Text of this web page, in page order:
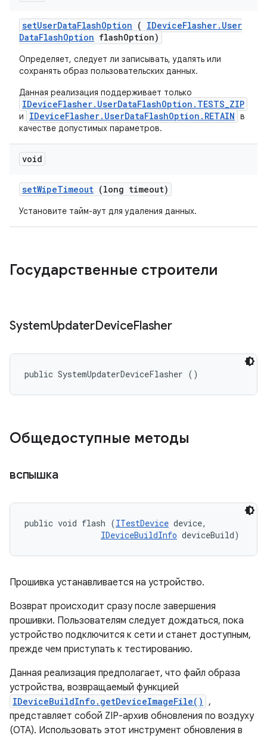
setUserDataFlashOption ( IDeviceFlasher. User
DataFlashOption flashOption)
Определяет, следует ли записывать, удалять или
сохранять образ пользовательских данных.
Данная реализация поддерживает только
IDeviceFlasher.UserDataFlashOption.TESTS_ZIP
и IDeviceFlasher.UserDataFlashOption.RETAIN в
качестве допустимых параметров.
void
setWipeTimeout (long timeout)
Установите тайм-аут для удаления данных.
Государственные строители
SystemUpdaterDeviceFlasher
public SystemUpdaterDeviceFlasher ()
Общедоступные методы
вспышка
public void flash (ITestDevice device,
IDeviceBuildInfo deviceBuild)
Прошивка устанавливается на устройство.
Возврат происходит сразу после завершения
прошивки. Пользователям следует дождаться, пока
устройство подключится к сети и станет доступным,
прежде чем приступать к тестированию.
Данная реализация предполагает, что файл образа
устройства, возвращаемый функцией
IDeviceBuildInfo.getDeviceImageFile() ,
представляет собой ZIP-архив обновления по воздуху
(OTA). Использовать этот инструмент обновления в